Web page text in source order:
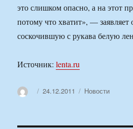
это слишком опасно, а на этот
потому что хватит», —
соскочившую с рукава белую
Источник:lenta.ru
АвторОпубликовано
24.12.2011 Рубрики
Новости